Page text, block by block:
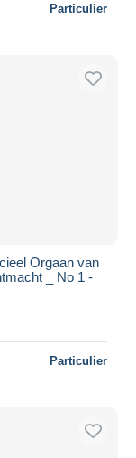
Particulier
Orgaan van
_ No 1 -
Particulier